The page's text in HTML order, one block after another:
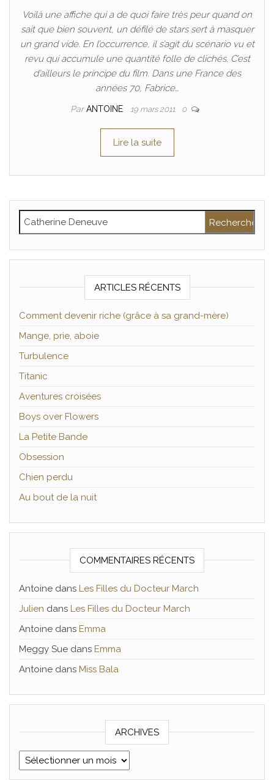
Voilà une affiche qui a de quoi faire très peur quand on
sait que bien souvent, un défilé de stars sert à masquer
un grand vide. En l’occurrence, il s’agit du scénario vu et
revu qui accumule une quantité folle de clichés. C’est
d’ailleurs le principe du film. Dans une France des
années 70, Fabrice…
ParANTOINE 19 mars 2011 0
Lire la suite
Rechercher :
ARTICLES RÉCENTS
Comment devenir riche (grâce à sa grand-mère)
Mange, prie, aboie
Turbulence
Titanic
Aventures croisées
Boys over Flowers
La Petite Bande
Obsession
Chien perdu
Au bout de la nuit
COMMENTAIRES RÉCENTS
Antoine dans Les Filles du Docteur March
Julien dans Les Filles du Docteur March
Antoine dans Emma
Meggy Sue dans Emma
Antoine dans Miss Bala
ARCHIVES
Archives